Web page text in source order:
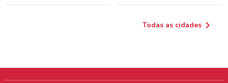
Todas as cidades